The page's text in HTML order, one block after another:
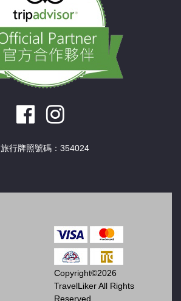
旅行牌照號碼：354024
Copyright©2026
TravelLiker All Rights
Reserved.